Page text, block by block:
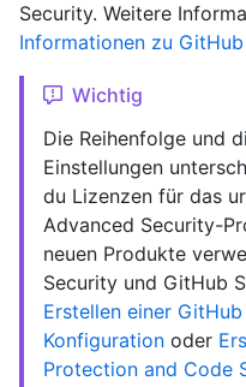
Security. Weitere
Informationen zu
Wichtig
Die Reihenfolge und
Einstellungen
du Lizenzen für das
Advanced Security-
neuen Produkte
Security und GitHub
Erstellen einer
Konfiguration oder
Protection and Code